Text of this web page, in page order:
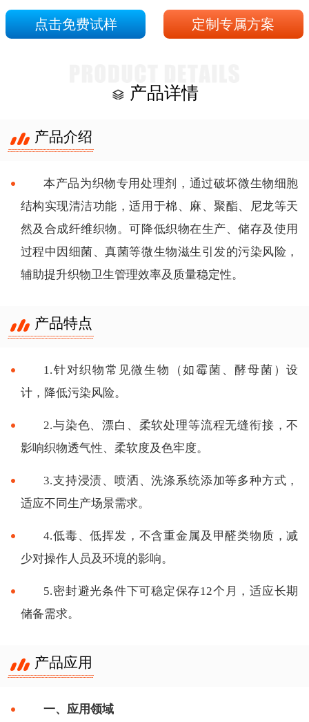
点击免费试样 定制专属方案
产品详情
产品介绍
本产品为织物专用处理剂，通过破坏微生物细胞
结构实现清洁功能，适用于棉、麻、聚酯、尼龙等天
然及合成纤维织物。可降低织物在生产、储存及使用
过程中因细菌、真菌等微生物滋生引发的污染风险，
辅助提升织物卫生管理效率及质量稳定性。
产品特点
1.针对织物常见微生物（如霉菌、酵母菌）设
计，降低污染风险。
2.与染色、漂白、柔软处理等流程无缝衔接，不
影响织物透气性、柔软度及色牢度。
3.支持浸渍、喷洒、洗涤系统添加等多种方式，
适应不同生产场景需求。
4.低毒、低挥发，不含重金属及甲醛类物质，减
少对操作人员及环境的影响。
5.密封避光条件下可稳定保存12个月，适应长期
储备需求。
产品应用
一、应用领域